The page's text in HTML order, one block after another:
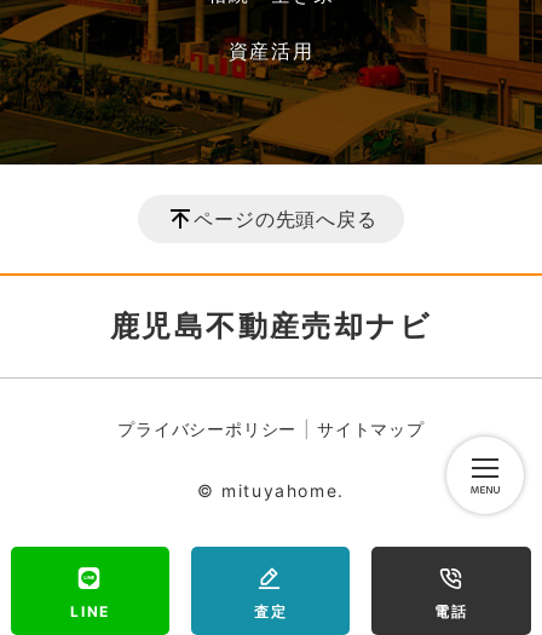
LINE 査定 電話
資産活用
ページの先頭へ戻る
鹿児島不動産売却ナビ
プライバシーポリシー サイトマップ
© mituyahome.